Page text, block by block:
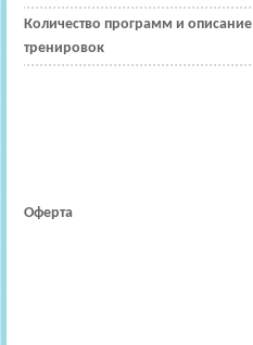
Количество программ и описание
тренировок
Оферта